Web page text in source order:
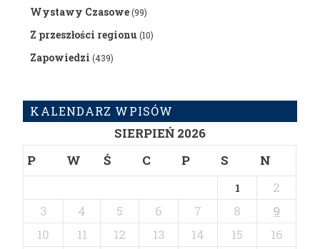
Wystawy Czasowe(99)
Z przeszłości regionu(10)
Zapowiedzi (439)
KALENDARZ WPISÓW
SIERPIEŃ 2026
P
W Ś C P S N
1
2
3
4 5 6 7 8
9
10
11 12 13 14 15
16